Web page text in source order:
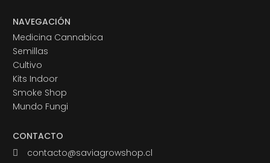
NAVEGACIÓN
Medicina Cannabica
Semillas
Cultivo
Kits Indoor
Smoke Shop
Mundo Fungi
CONTACTO
contacto@saviagrowshop.cl